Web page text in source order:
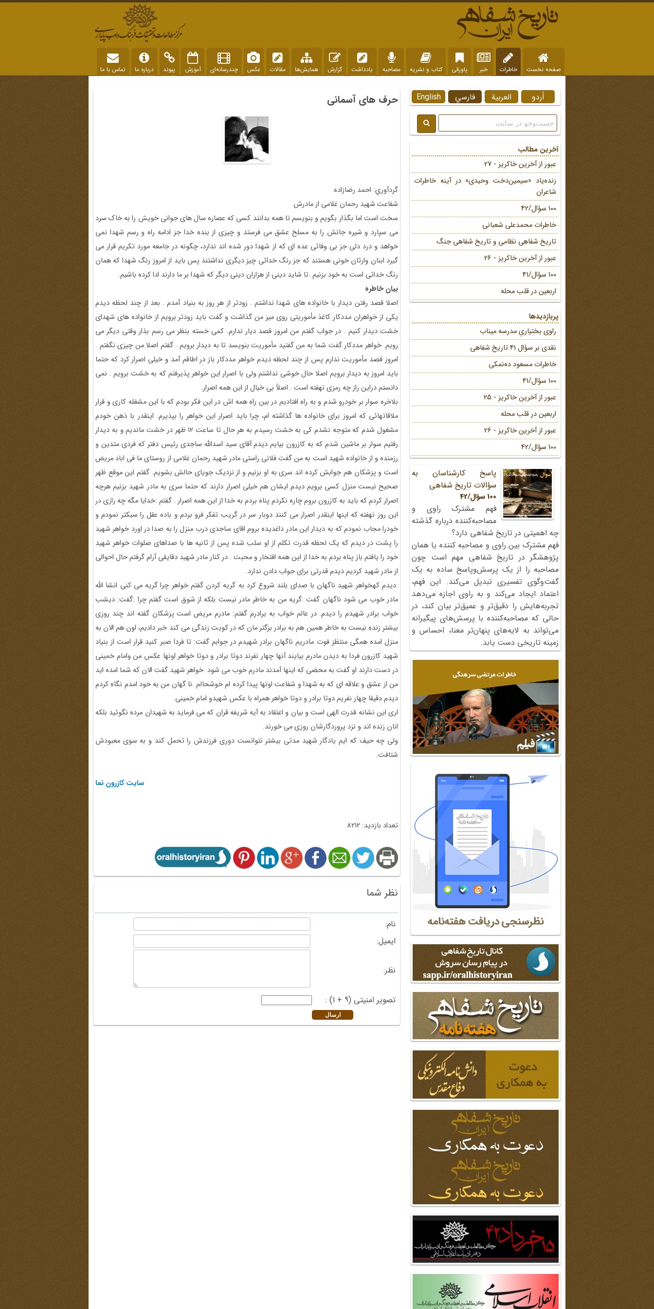
صفحه نخست خاطرات خبر پاورقی کتاب و نشریه مصاحبه یادداشت گزارش همایش‌ها مقالات عکس چندرسانه‌ای آموزش پیوند درباره ما تماس با ما
حرف های آسمانی
گردآوري: احمد رضازاده
شفاعت شهید رحمان غلامی از مادرش
سخت است اما بگذار بگویم و بنویسم تا همه بدانند کسی که عصاره سال های جوانی خویش را به خاک سرد
می سپارد و شیره جانش را به مسلخ عشق می فرستد و چیزی از بنده خدا جز ادامه راه و رسم شهدا نمی
خواهد و درد دلی جز بی وفائی عده ای که از شهدا دور شده اند ندارد، چگونه در جامعه مورد تکریم قرار می
گیرد ابنان وارثان خونی هستند که جز رنگ خدائی چیز دیگری نداشتند پس باید از امروز رنگ شهدا که همان
رنگ خدائی است به خود بزنیم .تا شاید دینی از هزاران دینی دیگر که شهدا بر ما دارند ادا کرده باشیم.
بیان خاطره
اصلا قصد رفتن دیدار با خانواده های شهدا نداشتم . زودتر از هر روز به بنیاد آمدم . بعد از چند لحظه دیدم
یکی از خواهران مددکار کاغذ مأموریتی روی میز من گذاشت و گفت باید زودتر برویم از خانواده های شهدای
خشت دیدار کنیم . در جواب گفتم من امروز قصد دیار ندارم. کمی خسته بنظر می رسم بذار وقتی دیگر می
رویم. خواهر مددکار گفت شما به من گفتید مأموریت بنویسد تا به دیدار برویم . گفتم اصلا من چیزی نگفتم .
امروز قصد مأموریت ندارم پس از چند لحظه دیدم خواهر مددکار باز در اطاقم آمد و خیلی اصرار کرد که حتما
باید امروز به دیدار برویم اصلا حال خوشی نداشتم ولی با اصرار این خواهر پذیرفتم که به خشت برویم . نمی
دانستم دراین راز چه رمزی نهفته است . اصلاً بی خیال از این همه اصرار.
بلاخره سوار بر خودرو شدم و به راه افتادیم در بین راه همه اش در این فکر بودم که با این مشغله کاری و قرار
ملاقاتهائی که امروز برای خانواده ها گذاشته ام، چرا باید اصرار این خواهر را بپذیرم. اینقدر با ذهن خودم
مشغول شدم که متوجه نشدم کی به خشت رسیدم به هر حال تا ساعت ۱۲ ظهر در خشت ماندیم و به دیدار
رفتیم سوار بر ماشین شدم که به کازرون بیایم دیدم آقای سید اسدالله ساجدی رئیس دفتر که فردی متدین و
رزمنده و از خانواده شهید است به من گفت فلانی راستی مادر شهید رحمان غلامی از روستای ما فی اباد مریض
است و پزشکان هم جوابش کرده اند سری به او بزنیم و از نزدیک جویای حالش بشویم. گفتم این موقع ظهر
صحیح نیست منزل کسی برویم دیدم ایشان هم خیلی اصرار دارند که حتما سری به مادر شهید بزنیم هرچه
اصرار کردم که باید به کازرون بروم چاره نکردم پناه بردم به خدا از این همه اصرار . گفتم :خدایا مگه چه رازی در
این روز نهفته که اینها اینقدر اصرار می کنند دوبار سر در گریب تفکر فرو بردم و باده عقل را سبکتر نمودم و
خودرا مجاب نمودم که به دیدار این مادر داغدیده بروم اقای ساجدی درب منزل را به صدا در اورد خواهر شهید
را پشت در دیدم که یک لحظه قدرت تکلم از او سلب شده پس از ثانیه ها با صداهای صلوات خواهر شهید
خود را یافتم باز پناه بردم به خدا از این همه افتخار و محبت . در کنار مادر شهید دقایقی آرام گرفتم حال احوالی
از مادر شهید کردیم دیدم قدرتی برای جواب دادن ندارد.
دیدم کهخواهر شهید ناگهان با صدای بلند شروع کرد به گریه کردن گفتم خواهر چرا گریه می کنی انشا الله
مادر خوب می شود ناگهان گفت :گریه من به خاطر مادر نیست بلکه از شوق است گفتم چرا :گفت: دیشب
خواب برادر شهیدم را دیدم. در عالم خواب به برادرم گفتم: مادرم مریض است پزشکان گفته اند چند روزی
بیشتر زنده نیست به خاطر همین هم به برادر بزگتر مان که در کویت زندگی می کند خبر دادیم، اون هم الان به
منزل امده همگی منتظز فوت مادریم ناگهان برادر شهیدم در جوابم گفت: تا فردا صبر کنید قرار است از بنیاد
شهید کازرون فردا به دیدن مادرم بیایند آنها چهار نفرند دوتا برادر و دوتا خواهر اونها عکس من وامام خمینی
در دست دارند او گفت به محضی که اینها آمدند مادرم خوب می شود .خواهر شهید گفت الان که شما امده اید
من از عشق و علاقه ای که به شهدا و شفاعت اونها پیدا کرده ام خوشحالم .نا گهان من به خود امدم نگاه کردم
دیدم دقیقا چهار نفریم دوتا برادر و دوتا خواهر همراه با عکس شهیدو امام خمینی.
اری این نشانه قدرت الهی است و بیان و اعتقاد به آیه شریفه قران که می فرماید به شهیدان مرده نگوئید بلکه
انان زنده اند و نزد پروردگارشان روزی می خورند.
ولی چه حیف که ایم یادگار شهید مدتی بیشتر نتوانست دوری فرزندش را تحمل کند و به سوی معبودش
شتافت.
سایت کازرون نما
تعداد بازدید: 8212
نظر شما
نام:
ایمیل:
نظر:
تصویر امنیتی (9 + 1) :
English فارسي العربية اُردو
آخرین مطالب
عبور از آخرین خاکریز - 27
زنده‌یاد «سیمین‌دخت وحیدی» در آینه خاطرات
شاعران
100 سؤال/42
خاطرات محمد‌علی شعبانی
تاریخ شفاهی نظامی و تاریخ شفاهی جنگ
عبور از آخرین خاکریز - 26
100 سؤال/41
اربعین در قلب محله
پربازدیدها
راوی بختیاریِ مدرسه میناب
نقدی بر سؤال 41 تاریخ شفاهی
خاطرات مسعود ده‌نمکی
100 سؤال/41
عبور از آخرین خاکریز - 25
اربعین در قلب محله
عبور از آخرین خاکریز - 26
100 سؤال/42
پاسخ کارشناسان به
سؤالات تاریخ شفاهی
100 سؤال/42
فهم مشترک راوی و
مصاحبه‌کننده درباره گذشته
چه اهمیتی در تاریخ شفاهی دارد؟
فهم مشترک بین راوی و مصاحبه کننده یا همان
پژوهشگر در تاریخ شفاهی مهم است چون
مصاحبه را از یک پرسش‌وپاسخ ساده به یک
گفت‌وگوی تفسیری تبدیل می‌کند. این فهم،
اعتماد ایجاد می‌کند و به راوی اجازه می‌دهد
تجربه‌هایش را دقیق‌تر و عمیق‌تر بیان کند، در
حالی که مصاحبه‌کننده با پرسش‌های پیگیرانه
می‌تواند به لایه‌های پنهان‌تر معنا، احساس و
زمینه تاریخی دست یابد.